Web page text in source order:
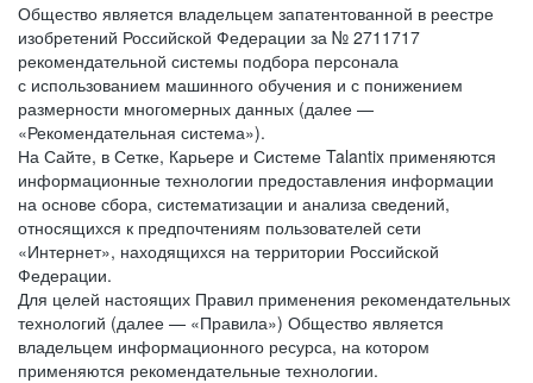
Общество является владельцем запатентованной в реестре
изобретений Российской Федерации за № 2711717
рекомендательной системы подбора персонала
с использованием машинного обучения и с понижением
размерности многомерных данных (далее —
«Рекомендательная система»).
На Сайте, в Сетке, Карьере и Системе Talantix применяются
информационные технологии предоставления информации
на основе сбора, систематизации и анализа сведений,
относящихся к предпочтениям пользователей сети
«Интернет», находящихся на территории Российской
Федерации.
Для целей настоящих Правил применения рекомендательных
технологий (далее — «Правила») Общество является
владельцем информационного ресурса, на котором
применяются рекомендательные технологии.